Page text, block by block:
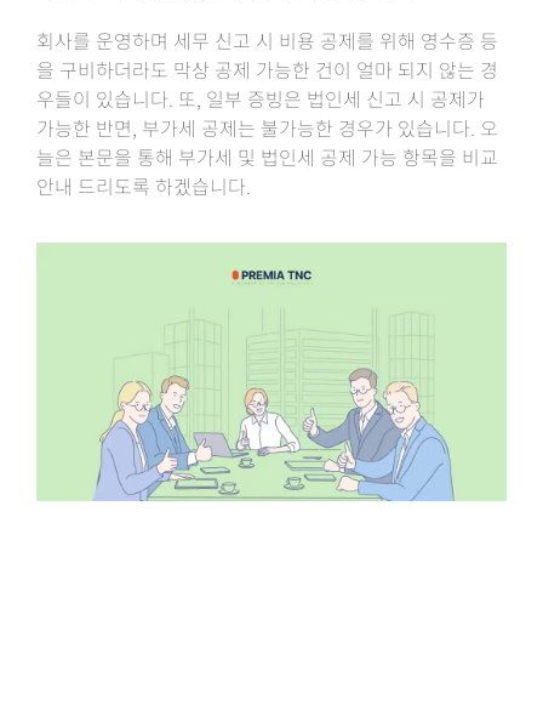
회사를 운영하며 세무 신고 시 비용 공제를 위해 영수증 등
을 구비하더라도 막상 공제 가능한 건이 얼마 되지 않는 경
우들이 있습니다. 또, 일부 증빙은 법인세 신고 시 공제가
가능한 반면, 부가세 공제는 불가능한 경우가 있습니다. 오
늘은 본문을 통해 부가세 및 법인세 공제 가능 항목을 비교
안내 드리도록 하겠습니다.